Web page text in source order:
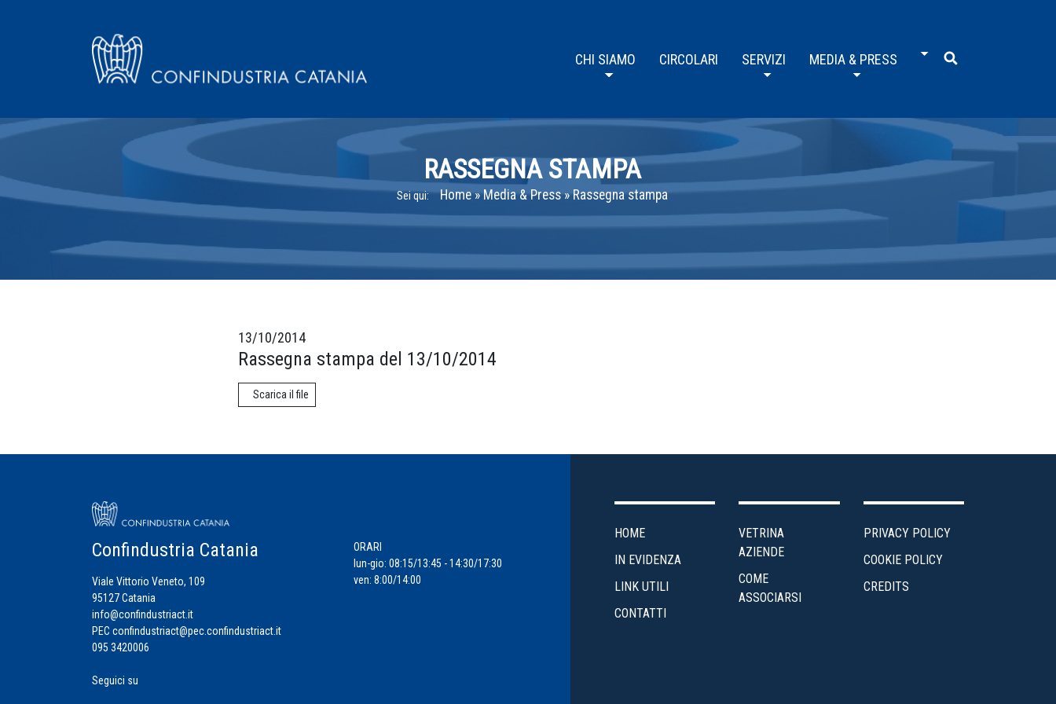
CHI SIAMO CIRCOLARI SERVIZI MEDIA & PRESS
RASSEGNA STAMPA
Sei qui: Home»Media & Press»Rassegna stampa
13/10/2014
Rassegna stampa del 13/10/2014
Scarica il file
Confindustria Catania
Viale Vittorio Veneto, 109
95127 Catania
info@confindustriact.it
PEC confindustriact@pec.confindustriact.it
095 3420006
ORARI
lun-gio: 08:15/13:45 - 14:30/17:30
ven: 8:00/14:00
Seguici su
HOME
IN EVIDENZA
LINK UTILI
CONTATTI
VETRINA
AZIENDE
COME
ASSOCIARSI
PRIVACY POLICY
COOKIE POLICY
CREDITS